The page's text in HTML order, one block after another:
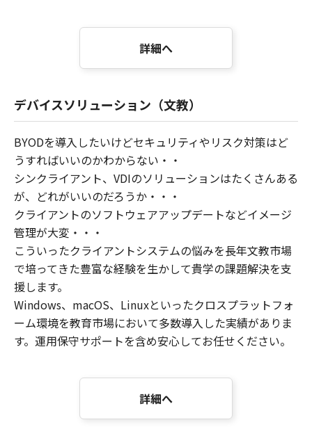
詳細へ
デバイスソリューション（文教）
BYODを導入したいけどセキュリティやリスク対策はど
うすればいいのかわからない・・
シンクライアント、VDIのソリューションはたくさんある
が、どれがいいのだろうか・・・
クライアントのソフトウェアアップデートなどイメージ
管理が大変・・・
こういったクライアントシステムの悩みを長年文教市場
で培ってきた豊富な経験を生かして貴学の課題解決を支
援します。
Windows、macOS、Linuxといったクロスプラットフォ
ーム環境を教育市場において多数導入した実績がありま
す。運用保守サポートを含め安心してお任せください。
詳細へ